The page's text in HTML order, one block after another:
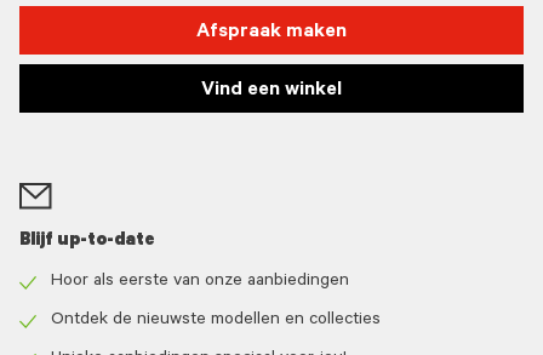
Afspraak maken
Vind een winkel
Blijf up-to-date
icon
Hoor als eerste van onze aanbiedingen
Ontdek de nieuwste modellen en collecties